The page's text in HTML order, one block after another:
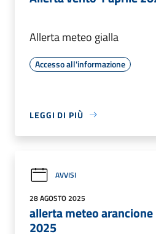
Allerta meteo gialla
Accesso all'informazione
LEGGI DI PIÙ
AVVISI
28 AGOSTO 2025
allerta meteo
2025